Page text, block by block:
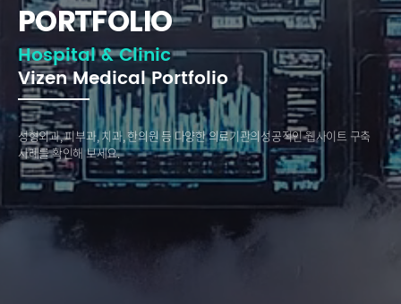
PORTFOLIO
Hospital & Clinic
Vizen Medical Portfolio
성형외과, 피부과, 치과, 한의원 등 다양한 의료기관의성공적인 웹사이트 구축
사례를 확인해 보세요.